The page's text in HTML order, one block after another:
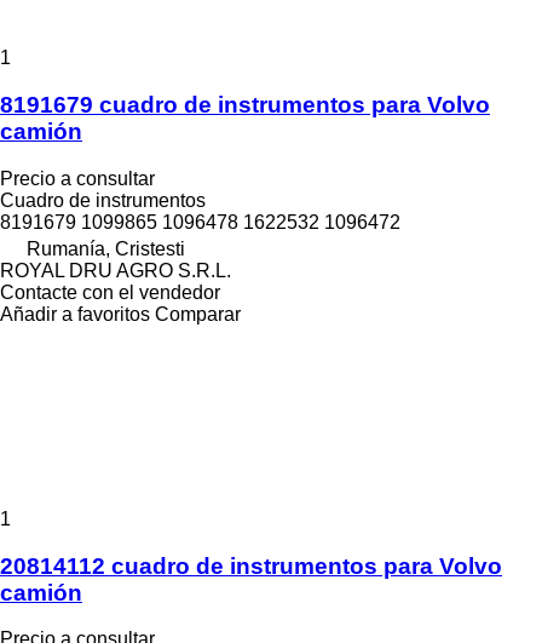
1
8191679 cuadro de instrumentos para Volvo
camión
Precio a consultar
Cuadro de instrumentos
8191679 1099865 1096478 1622532 1096472
Rumanía, Cristesti
ROYAL DRU AGRO S.R.L.
Contacte con el vendedor
Añadir a favoritos Comparar
1
20814112 cuadro de instrumentos para Volvo
camión